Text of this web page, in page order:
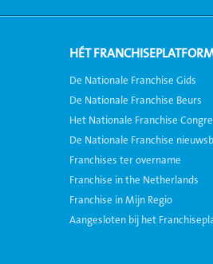
HÉT
De Nationale Franchise Gids
De Nationale Franchise Beurs
Het Nationale Franchise
De Nationale Franchise
Franchises ter overname
Franchise in the Netherlands
Franchise in Mijn Regio
Aangesloten bij het